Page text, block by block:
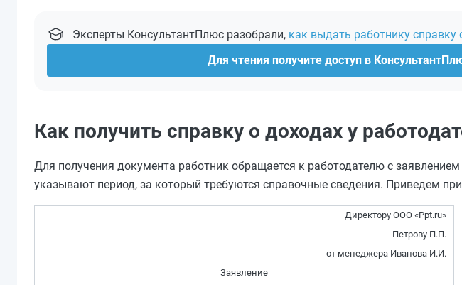
Эксперты КонсультантПлюс разобрали, как выдать работнику справку
Для чтения получите доступ в
Как получить справку о доходах у
Для получения документа работник обращается к работодателю с
указывают период, за который требуются справочные сведения. Приведем
Директору ООО «Ppt.ru»
Петрову П.П.
от менеджера Иванова И.И.
Заявление